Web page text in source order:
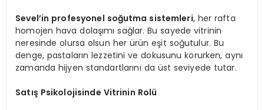
Sevel’in profesyonel soğutma sistemleri, her rafta
homojen hava dolaşımı sağlar. Bu sayede vitrinin
neresinde olursa olsun her ürün eşit soğutulur. Bu
denge, pastaların lezzetini ve dokusunu korurken, aynı
zamanda hijyen standartlarını da üst seviyede tutar.
Satış Psikolojisinde Vitrinin Rolü